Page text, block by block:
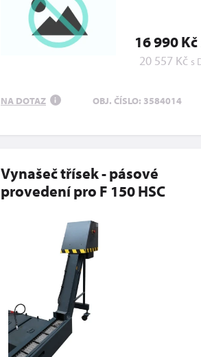
16 990 Kč
20 557 Kč s
NA DOTAZ i OBJ. ČÍSLO: 3584014
Vynašeč třísek - pásové
provedení pro F 150 HSC